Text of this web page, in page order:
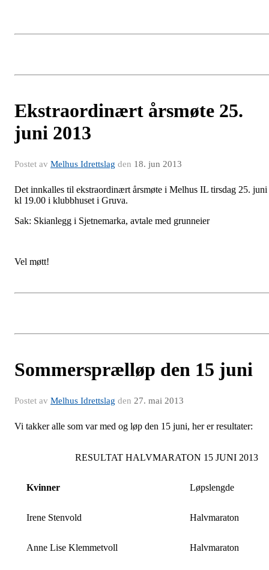
Ekstraordinært årsmøte 25.
juni 2013
Postet av Melhus Idrettslag den 18. jun 2013
Det innkalles til ekstraordinært årsmøte i Melhus IL tirsdag 25. juni
kl 19.00 i klubbhuset i Gruva.
Sak: Skianlegg i Sjetnemarka, avtale med grunneier
Vel møtt!
Sommersprælløp den 15 juni
Postet av Melhus Idrettslag den 27. mai 2013
Vi takker alle som var med og løp den 15 juni, her er resultater:
RESULTAT HALVMARATON 15 JUNI 2013
Kvinner Løpslengde
Irene Stenvold Halvmaraton
Anne Lise Klemmetvoll Halvmaraton